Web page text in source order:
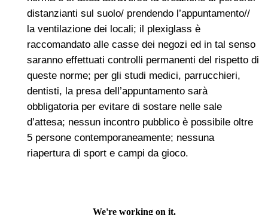
distanzianti sul suolo/ prendendo l’appuntamento//
la ventilazione dei locali; il plexiglass è
raccomandato alle casse dei negozi ed in tal senso
saranno effettuati controlli permanenti del rispetto di
queste norme; per gli studi medici, parrucchieri,
dentisti, la presa dell’appuntamento sarà
obbligatoria per evitare di sostare nelle sale
d’attesa; nessun incontro pubblico è possibile oltre
5 persone contemporaneamente; nessuna
riapertura di sport e campi da gioco.